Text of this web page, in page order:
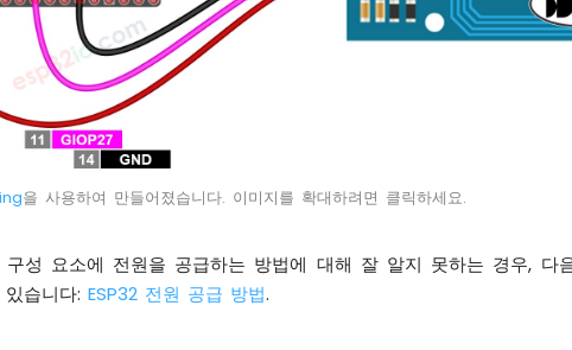
을 사용하여 만들어졌습니다. 이미지를 확대하려면 클릭하세요.
구성 요소에 전원을 공급하는 방법에 대해 잘 알지 못하는 경우, 다
있습니다:ESP32 전원 공급 방법.